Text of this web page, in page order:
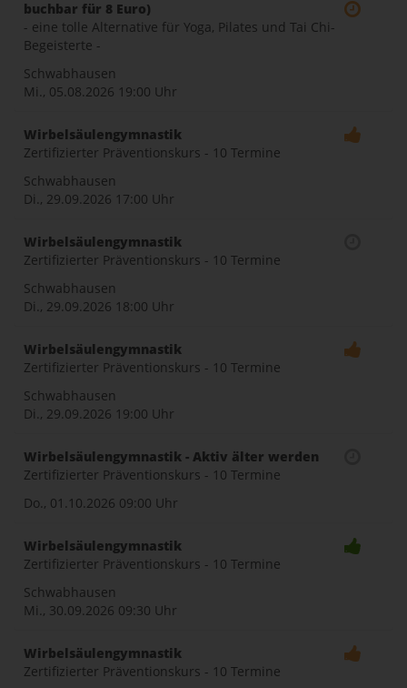
buchbar für 8 Euro)
- eine tolle Alternative für Yoga, Pilates und Tai Chi-
Begeisterte -
Schwabhausen
Mi., 05.08.2026 19:00 Uhr
Wirbelsäulengymnastik
Zertifizierter Präventionskurs - 10 Termine
Schwabhausen
Di., 29.09.2026 17:00 Uhr
Wirbelsäulengymnastik
Zertifizierter Präventionskurs - 10 Termine
Schwabhausen
Di., 29.09.2026 18:00 Uhr
Wirbelsäulengymnastik
Zertifizierter Präventionskurs - 10 Termine
Schwabhausen
Di., 29.09.2026 19:00 Uhr
Wirbelsäulengymnastik - Aktiv älter werden
Zertifizierter Präventionskurs - 10 Termine
Do., 01.10.2026 09:00 Uhr
Wirbelsäulengymnastik
Zertifizierter Präventionskurs - 10 Termine
Schwabhausen
Mi., 30.09.2026 09:30 Uhr
Wirbelsäulengymnastik
Zertifizierter Präventionskurs - 10 Termine